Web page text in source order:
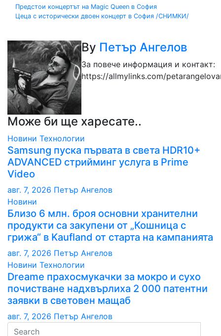
Навигация
Предстои концертът на Magic Queen в София
Цеца с исторически двоен концерт в София /СНИМКИ/
By Петър Ангелов
За повече информация и контакт:
https://allmylinks.com/
Може би ще харесате..
Новини Технологии
Samsung пуска първата в света HDR10+
ADVANCED стрийминг услуга в Prime
Video
авг. 7, 2026 Петър Ангелов
Новини
Близо 6 млн. броя основни хранителни
продукти са закупени от „Кошница с
грижа“ в Kaufland от старта на кампанията
авг. 7, 2026 Петър Ангелов
Новини Технологии
Dreame прахосмукачки за мокро и сухо
почистване надхвърлиха 2 000 патентни
заявки в световен мащаб
авг. 7, 2026 Петър Ангелов